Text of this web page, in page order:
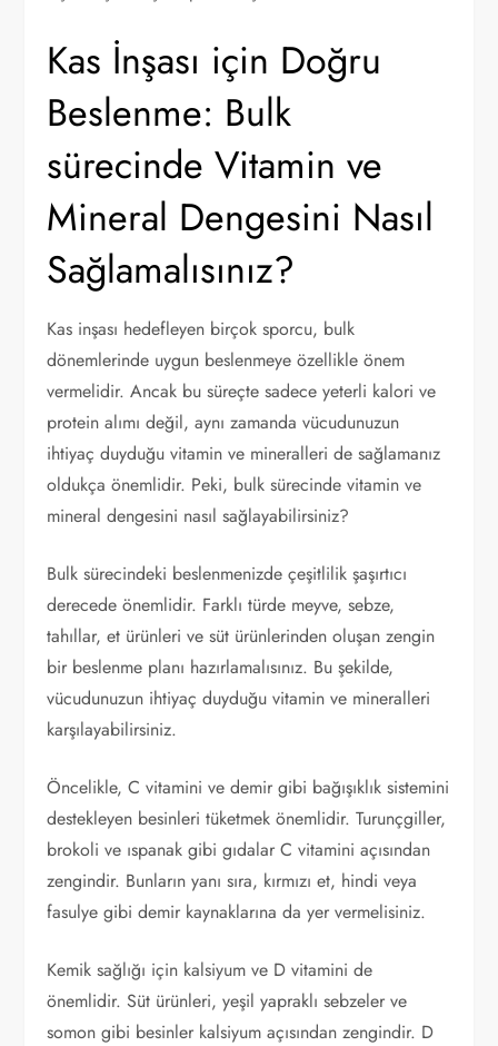
Kas İnşası için Doğru
Beslenme: Bulk
sürecinde Vitamin ve
Mineral Dengesini Nasıl
Sağlamalısınız?
Kas inşası hedefleyen birçok sporcu, bulk
dönemlerinde uygun beslenmeye özellikle önem
vermelidir. Ancak bu süreçte sadece yeterli kalori ve
protein alımı değil, aynı zamanda vücudunuzun
ihtiyaç duyduğu vitamin ve mineralleri de sağlamanız
oldukça önemlidir. Peki, bulk sürecinde vitamin ve
mineral dengesini nasıl sağlayabilirsiniz?
Bulk sürecindeki beslenmenizde çeşitlilik şaşırtıcı
derecede önemlidir. Farklı türde meyve, sebze,
tahıllar, et ürünleri ve süt ürünlerinden oluşan zengin
bir beslenme planı hazırlamalısınız. Bu şekilde,
vücudunuzun ihtiyaç duyduğu vitamin ve mineralleri
karşılayabilirsiniz.
Öncelikle, C vitamini ve demir gibi bağışıklık sistemini
destekleyen besinleri tüketmek önemlidir. Turunçgiller,
brokoli ve ıspanak gibi gıdalar C vitamini açısından
zengindir. Bunların yanı sıra, kırmızı et, hindi veya
fasulye gibi demir kaynaklarına da yer vermelisiniz.
Kemik sağlığı için kalsiyum ve D vitamini de
önemlidir. Süt ürünleri, yeşil yapraklı sebzeler ve
somon gibi besinler kalsiyum açısından zengindir. D